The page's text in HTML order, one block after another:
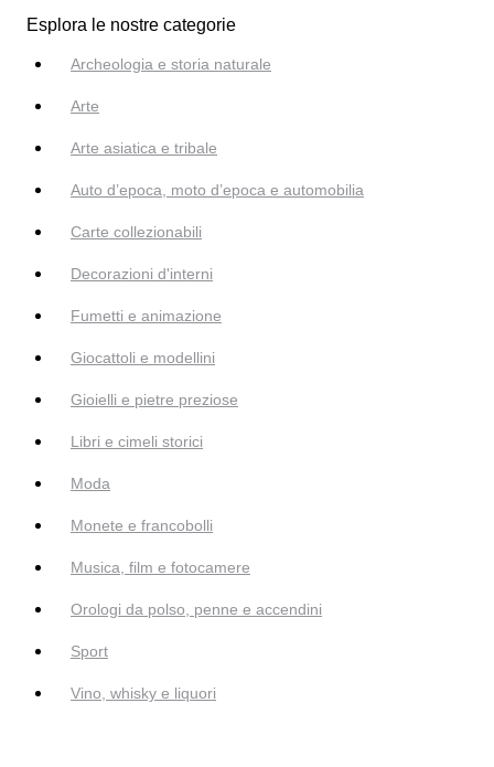
Esplora le nostre categorie
Archeologia e storia naturale
Arte
Arte asiatica e tribale
Auto d’epoca, moto d’epoca e automobilia
Carte collezionabili
Decorazioni d'interni
Fumetti e animazione
Giocattoli e modellini
Gioielli e pietre preziose
Libri e cimeli storici
Moda
Monete e francobolli
Musica, film e fotocamere
Orologi da polso, penne e accendini
Sport
Vino, whisky e liquori